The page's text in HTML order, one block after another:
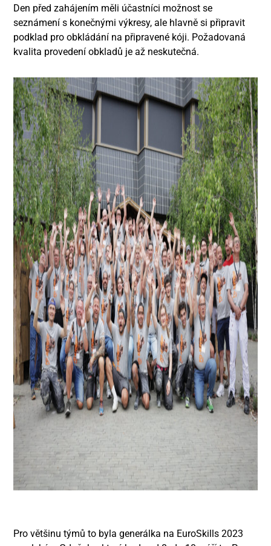
Den před zahájením měli účastníci možnost se
seznámení s konečnými výkresy, ale hlavně si připravit
podklad pro obkládání na připravené kóji. Požadovaná
kvalita provedení obkladů je až neskutečná.
Pro většinu týmů to byla generálka na EuroSkills 2023